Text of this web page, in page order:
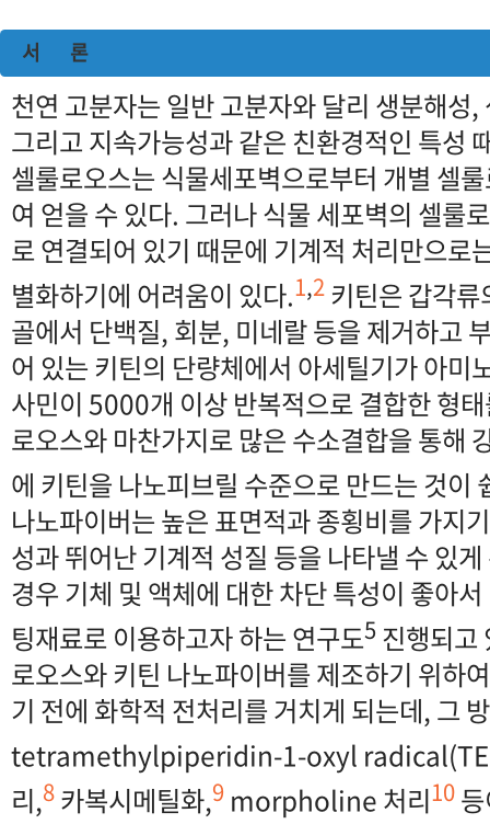
서 론
천연 고분자는 일반 고분자와 달리 생분해성
그리고 지속가능성과 같은 친환경적인 특성
셀룰로오스는 식물세포벽으로부터 개별 셀
여 얻을 수 있다. 그러나 식물 세포벽의 셀룰
로 연결되어 있기 때문에 기계적 처리만으로
별화하기에 어려움이 있다.1,2 키틴은 갑각
골에서 단백질, 회분, 미네랄 등을 제거하고
어 있는 키틴의 단량체에서 아세틸기가 아미
사민이 5000개 이상 반복적으로 결합한 형
로오스와 마찬가지로 많은 수소결합을 통해
에 키틴을 나노피브릴 수준으로 만드는 것이
나노파이버는 높은 표면적과 종횡비를 가지
성과 뛰어난 기계적 성질 등을 나타낼 수 있
경우 기체 및 액체에 대한 차단 특성이 좋아
팅재료로 이용하고자 하는 연구도5진행되고
로오스와 키틴 나노파이버를 제조하기 위하
기 전에 화학적 전처리를 거치게 되는데, 그
tetramethylpiperidin-1-oxyl
리,8카복시메틸화,9 morpholine 처리10